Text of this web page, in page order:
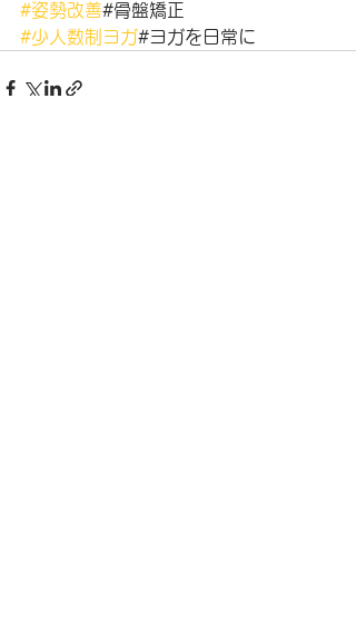
#姿勢改善#骨盤矯正
#少人数制ヨガ#ヨガを日常に